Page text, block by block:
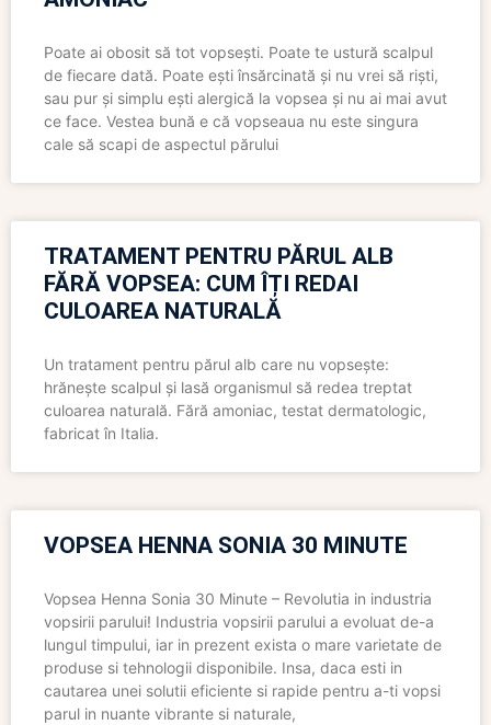
Poate ai obosit să tot vopsești. Poate te ustură scalpul
de fiecare dată. Poate ești însărcinată și nu vrei să riști,
sau pur și simplu ești alergică la vopsea și nu ai mai avut
ce face. Vestea bună e că vopseaua nu este singura
cale să scapi de aspectul părului
TRATAMENT PENTRU PĂRUL ALB
FĂRĂ VOPSEA: CUM ÎȚI REDAI
CULOAREA NATURALĂ
Un tratament pentru părul alb care nu vopsește:
hrănește scalpul și lasă organismul să redea treptat
culoarea naturală. Fără amoniac, testat dermatologic,
fabricat în Italia.
VOPSEA HENNA SONIA 30 MINUTE
Vopsea Henna Sonia 30 Minute – Revolutia in industria
vopsirii parului! Industria vopsirii parului a evoluat de-a
lungul timpului, iar in prezent exista o mare varietate de
produse si tehnologii disponibile. Insa, daca esti in
cautarea unei solutii eficiente si rapide pentru a-ti vopsi
parul in nuante vibrante si naturale,